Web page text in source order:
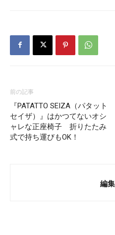
前の記事
『PATATTO SEIZA（パタット
セイザ）』はかつてないオシ
ャレな正座椅子 折りたたみ
式で持ち運びもOK！
編